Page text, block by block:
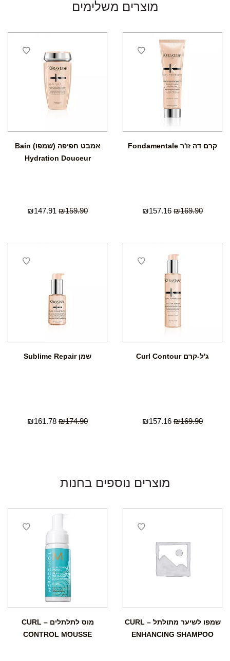
מוצרים משלימים
קרם דה זו'ר Fondamentale
₪169.90
₪157.16
אמבט חפיפה (שמפו) Bain
Hydration Douceur
₪159.90
₪147.91
ג'ל-קרם Curl Contour
₪169.90
₪157.16
שמן Sublime Repair
₪174.90
₪161.78
מוצרים נוספים בחנות
שמפו לשיער מתולתל – CURL
ENHANCING SHAMPOO
מוס לתלתלים – CURL
CONTROL MOUSSE